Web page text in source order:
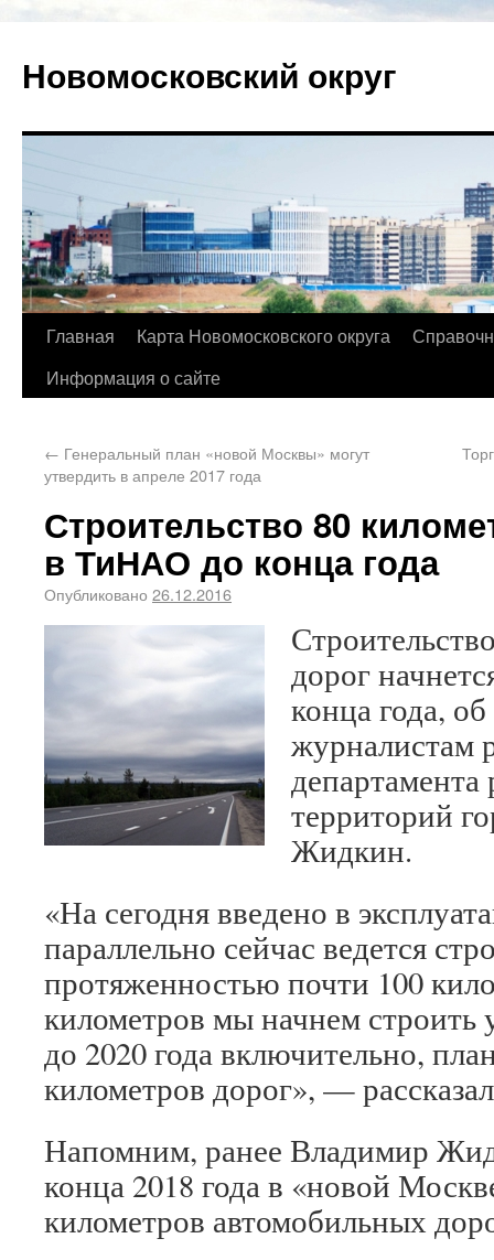
Новомосковский округ
Главная Карта Новомосковского округа
Информация о сайте
← Генеральный план «новой Москвы» могут
утвердить в апреле 2017 года
Строительство 80
в ТиНАО до конца года
Опубликовано 26.12.2016
дорог
конца года,
журналистам
территорий
Жидкин.
«На сегодня введено в
параллельно сейчас ведется
протяженностью почти 100
километров мы начнем строить
до 2020 года включительно,
километров дорог», —
Напомним, ранее Владимир
конца 2018 года в «новой
километров автомобильных